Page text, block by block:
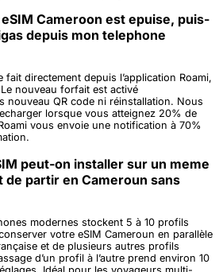
Cameroon est epuise, puis-
depuis mon telephone
directement depuis l’application Roami,
nouveau forfait est activé
nouveau QR code ni réinstallation. Nous
lorsque vous atteignez 20% de
vous envoie une notification à 70%
peut-on installer sur un meme
de partir en Cameroun sans
modernes stockent 5 à 10 profils
votre eSIM Cameroun en parallèle
et de plusieurs autres profils
d’un profil à l’autre prend environ 10